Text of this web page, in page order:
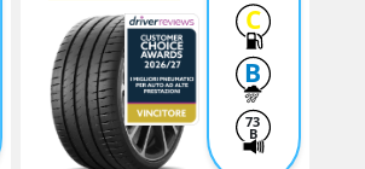
C
B
73
B